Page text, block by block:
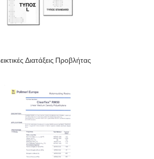
Διατάξεις Προβλήτας